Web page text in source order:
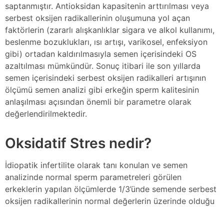
saptanmıştır. Antioksidan kapasitenin arttırılması veya
serbest oksijen radikallerinin oluşumuna yol açan
faktörlerin (zararlı alışkanlıklar sigara ve alkol kullanımı,
beslenme bozuklukları, ısı artışı, varikosel, enfeksiyon
gibi) ortadan kaldırılmasıyla semen içerisindeki OS
azaltılması mümkündür. Sonuç itibari ile son yıllarda
semen içerisindeki serbest oksijen radikalleri artışının
ölçümü semen analizi gibi erkeğin sperm kalitesinin
anlaşılması açısından önemli bir parametre olarak
değerlendirilmektedir.
Oksidatif Stres nedir?
İdiopatik infertilite olarak tanı konulan ve semen
analizinde normal sperm parametreleri görülen
erkeklerin yapılan ölçümlerde 1/3’ünde semende serbest
oksijen radikallerinin normal değerlerin üzerinde olduğu